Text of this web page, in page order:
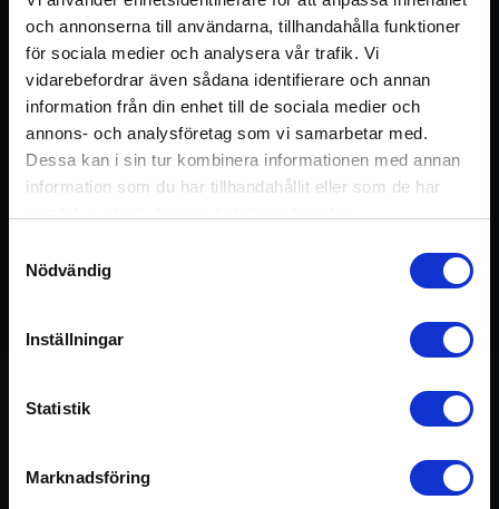
och annonserna till användarna, tillhandahålla funktioner
för sociala medier och analysera vår trafik. Vi
vidarebefordrar även sådana identifierare och annan
information från din enhet till de sociala medier och
annons- och analysföretag som vi samarbetar med.
Dessa kan i sin tur kombinera informationen med annan
information som du har tillhandahållit eller som de har
Nödvändig
Inställningar
Statistik
Marknadsföring